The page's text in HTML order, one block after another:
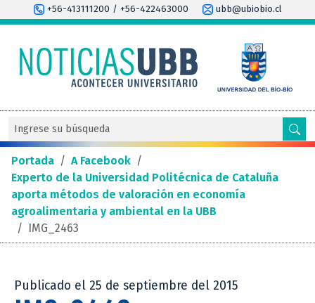
+56-413111200 / +56-422463000 ubb@ubiobio.cl
Portada / A Facebook /
Experto de la Universidad Politécnica de Cataluña
aporta métodos de valoración en economía
agroalimentaria y ambiental en la UBB
/ IMG_2463
Publicado el 25 de septiembre del 2015